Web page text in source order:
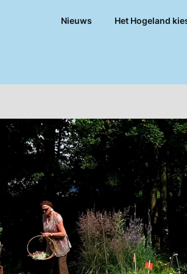
Nieuws Het Hogeland